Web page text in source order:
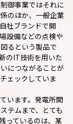
御事業ではそれに
のほか、一般企業
社ブランドで開
設備などの点検や
るという製品で
のIT技術を用いた
につながることが
ェックしていま
います。発電所関
テムまで、とても
っているのは、某